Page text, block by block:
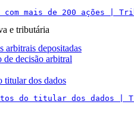
com mais de 200 ações |
e tributária
arbitrais depositadas
de decisão arbitral
titular dos dados
do titular dos dados |